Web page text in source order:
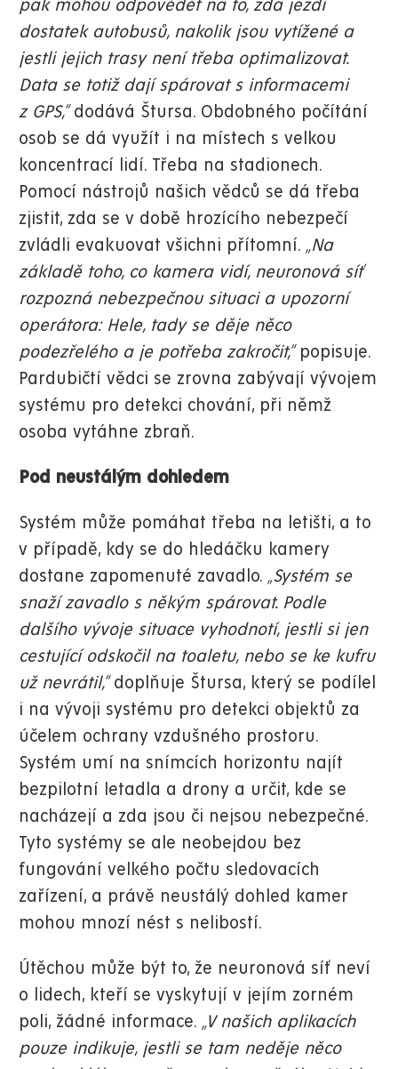
pak mohou odpovědět na to, zda jezdí
dostatek autobusů, nakolik jsou vytížené a
jestli jejich trasy není třeba optimalizovat.
Data se totiž dají spárovat s informacemi
z GPS,“dodává Štursa. Obdobného počítání
osob se dá využít i na místech s velkou
koncentrací lidí. Třeba na stadionech.
Pomocí nástrojů našich vědců se dá třeba
zjistit, zda se v době hrozícího nebezpečí
zvládli evakuovat všichni přítomní. „Na
základě toho, co kamera vidí, neuronová síť
rozpozná nebezpečnou situaci a upozorní
operátora: Hele, tady se děje něco
podezřelého a je potřeba zakročit,“popisuje.
Pardubičtí vědci se zrovna zabývají vývojem
systému pro detekci chování, při němž
osoba vytáhne zbraň.
Pod neustálým dohledem
Systém může pomáhat třeba na letišti, a to
v případě, kdy se do hledáčku kamery
dostane zapomenuté zavadlo. „Systém se
snaží zavadlo s někým spárovat. Podle
dalšího vývoje situace vyhodnotí, jestli si jen
cestující odskočil na toaletu, nebo se ke kufru
už nevrátil,“doplňuje Štursa, který se podílel
i na vývoji systému pro detekci objektů za
účelem ochrany vzdušného prostoru.
Systém umí na snímcích horizontu najít
bezpilotní letadla a drony a určit, kde se
nacházejí a zda jsou či nejsou nebezpečné.
Tyto systémy se ale neobejdou bez
fungování velkého počtu sledovacích
zařízení, a právě neustálý dohled kamer
mohou mnozí nést s nelibostí.
Útěchou může být to, že neuronová síť neví
o lidech, kteří se vyskytují v jejím zorném
poli, žádné informace. „V našich aplikacích
pouze indikuje, jestli se tam neděje něco